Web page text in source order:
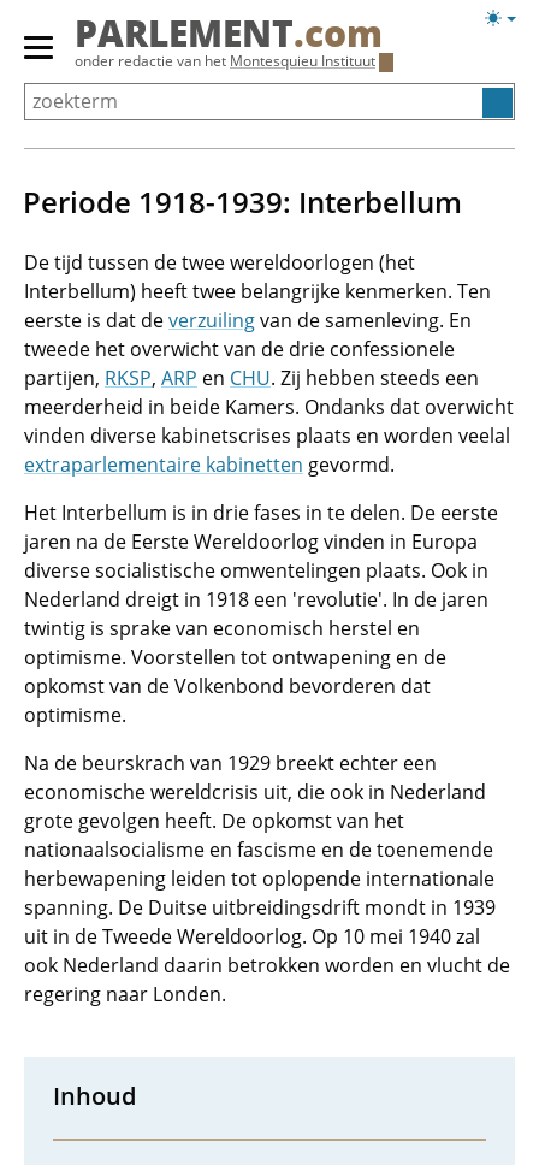
Overslaan
Primair
menu
tonen/verbergen
PARLEMENT.com
onder redactie van het Montesquieu Instituut
Periode 1918-1939: Interbellum
De tijd tussen de twee wereldoorlogen (het
Interbellum) heeft twee belangrijke kenmerken. Ten
eerste is dat deverzuilingvan de samenleving. En
tweede het overwicht van de drie confessionele
partijen, RKSP, ARP en CHU. Zij hebben steeds een
meerderheid in beide Kamers. Ondanks dat overwicht
vinden diverse kabinetscrises plaats en worden veelal
extraparlementaire kabinetten gevormd.
Het Interbellum is in drie fases in te delen. De eerste
jaren na de Eerste Wereldoorlog vinden in Europa
diverse socialistische omwentelingen plaats. Ook in
Nederland dreigt in 1918 een 'revolutie'. In de jaren
twintig is sprake van economisch herstel en
optimisme. Voorstellen tot ontwapening en de
opkomst van de Volkenbond bevorderen dat
optimisme.
Na de beurskrach van 1929 breekt echter een
economische wereldcrisis uit, die ook in Nederland
grote gevolgen heeft. De opkomst van het
nationaalsocialisme en fascisme en de toenemende
herbewapening leiden tot oplopende internationale
spanning. De Duitse uitbreidingsdrift mondt in 1939
uit in de Tweede Wereldoorlog. Op 10 mei 1940 zal
ook Nederland daarin betrokken worden en vlucht de
regering naar Londen.
Inhoud